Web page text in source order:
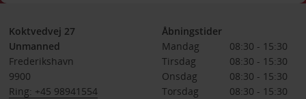
Koktvedvej 27
Unmanned
Frederikshavn
9900
Ring: +45 98941554
Åbningstider
Mandag
08:30 - 15:30
Tirsdag
08:30 - 15:30
Onsdag
08:30 - 15:30
Torsdag
08:30 - 15:30